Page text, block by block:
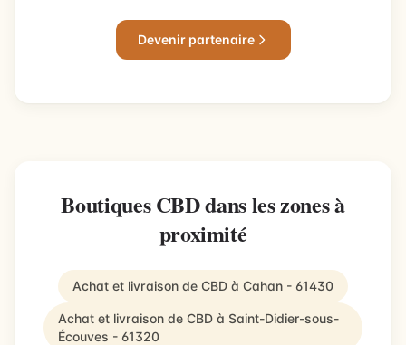
Devenir partenaire
Boutiques CBD dans les zones à
proximité
Achat et livraison de CBD à Cahan - 61430
Achat et livraison de CBD à Saint-Didier-sous-
Écouves - 61320